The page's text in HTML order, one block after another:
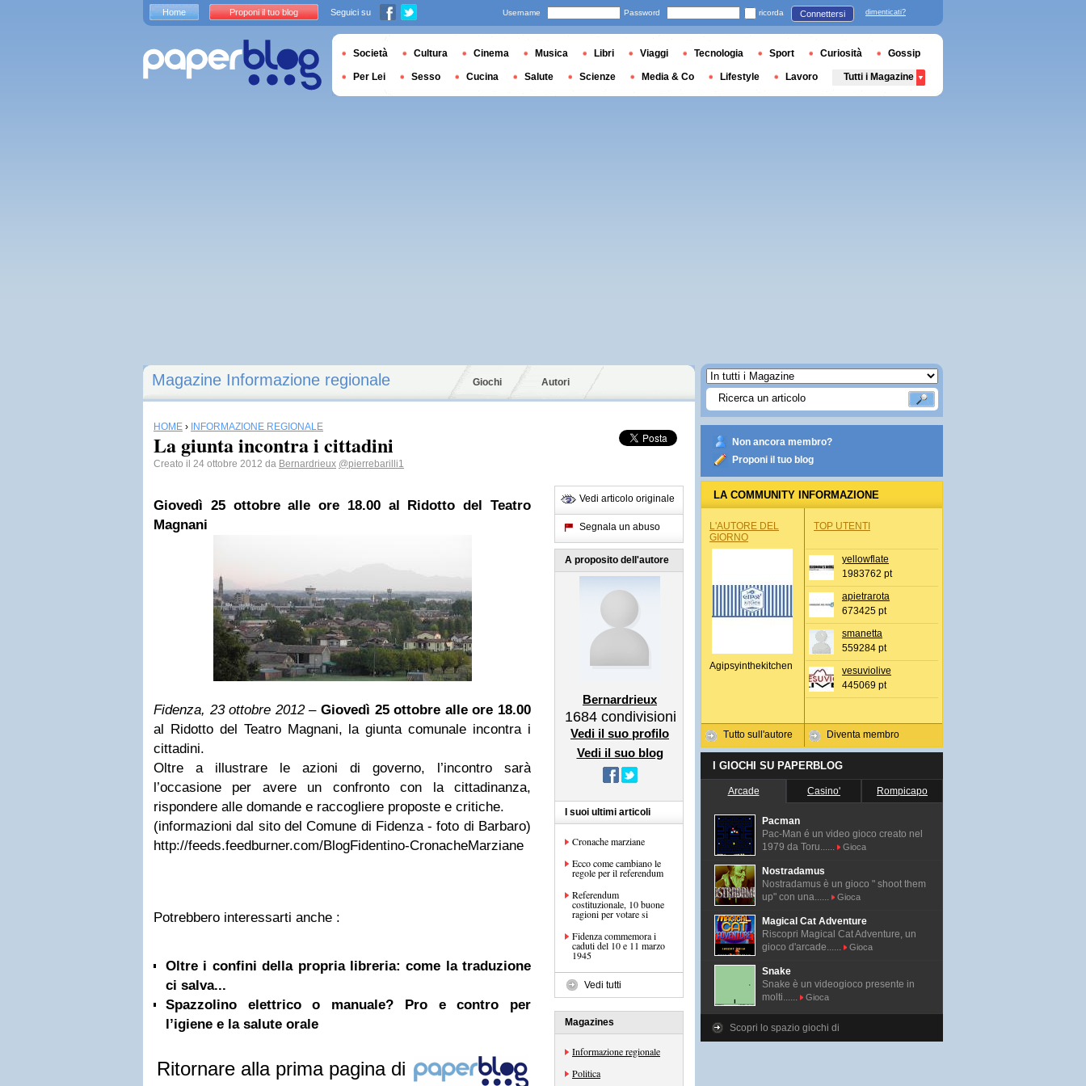
Magazine Informazione regionale Giochi Autori
HOME › INFORMAZIONE REGIONALE
La giunta incontra i cittadini
Creato il 24 ottobre 2012 da Bernardrieux @pierrebarilli1
Giovedì 25 ottobre alle ore 18.00 al Ridotto del Teatro
Magnani
Fidenza, 23 ottobre 2012–Giovedì 25 ottobre alle ore 18.00
al Ridotto del Teatro Magnani, la giunta comunale incontra i
cittadini.
Oltre a illustrare le azioni di governo, l’incontro sarà
l’occasione per avere un confronto con la cittadinanza,
rispondere alle domande e raccogliere proposte e critiche.
(informazioni dal sito del Comune di Fidenza - foto di Barbaro)
http://feeds.feedburner.com/BlogFidentino-CronacheMarziane
Potrebbero interessarti anche :
Oltre i confini della propria libreria: come la traduzione
ci salva...
Spazzolino elettrico o manuale? Pro e contro per
l’igiene e la salute orale
Ritornare alla prima pagina di
Vedi articolo originale
Segnala un abuso
A proposito dell'autore
Bernardrieux
1684 condivisioni
Vedi il suo profilo
Vedi il suo blog
I suoi ultimi articoli
Cronache marziane
Ecco come cambiano le
regole per il referendum
Referendum
costituzionale, 10 buone
ragioni per votare si
Fidenza commemora i
caduti del 10 e 11 marzo
1945
Vedi tutti
Magazines
Informazione regionale
Politica
Non ancora membro?
Proponi il tuo blog
LA COMMUNITY INFORMAZIONE
REGIONALE
L'AUTORE DEL
GIORNO
Agipsyinthekitchen
Tutto sull'autore
TOP UTENTI
yellowflate
1983762 pt
apietrarota
673425 pt
smanetta
559284 pt
vesuviolive
445069 pt
Diventa membro
I GIOCHI SU PAPERBLOG
Arcade Casino' Rompicapo
Pacman
Pac-Man é un video gioco creato nel
1979 da Toru......
Gioca
Nostradamus
Nostradamus è un gioco " shoot them
up" con una......
Gioca
Magical Cat Adventure
Riscopri Magical Cat Adventure, un
gioco d'arcade......
Gioca
Snake
Snake è un videogioco presente in
molti......
Gioca
Scopri lo spazio giochi di
Home Proponi il tuo blog Seguici su Username Password ricorda Connettersi dimenticati?
Società Cultura Cinema Musica Libri Viaggi Tecnologia Sport Curiosità Gossip
Per Lei Sesso Cucina Salute Scienze Media & Co Lifestyle Lavoro Tutti i Magazine